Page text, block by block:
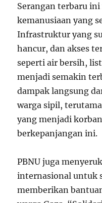
Serangan terbaru
kemanusiaan yang
Infrastruktur yang
hancur, dan akses
seperti air bersih,
menjadi semakin
dampak langsung
warga sipil,
yang menjadi
berkepanjangan ini.
PBNU juga
internasional untuk
memberikan